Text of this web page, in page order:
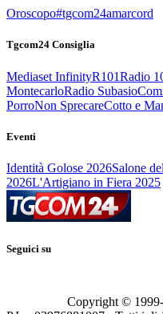
Oroscopo#tgcom24amarcord
Tgcom24 Consiglia
Mediaset InfinityR101Radio
MontecarloRadio Subasio
PorroNon SprecareCotto e
Eventi
Identità Golose 2026Salone
2026L'Artigiano in Fiera 2025
Seguici su
Copyright © 1999-